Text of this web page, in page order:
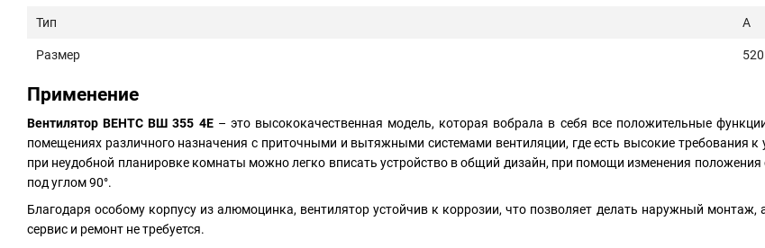
Тип A
Размер 520
Применение
Вентилятор ВЕНТС ВШ 355 4Е – это высококачественная модель, которая вобрала в себя все положительные
помещениях различного назначения с приточными и вытяжными системами вентиляции, где есть высокие требования
при неудобной планировке комнаты можно легко вписать устройство в общий дизайн, при помощи изменения
под углом 90°.
Благодаря особому корпусу из алюмоцинка, вентилятор устойчив к коррозии, что позволяет делать наружный
сервис и ремонт не требуется.